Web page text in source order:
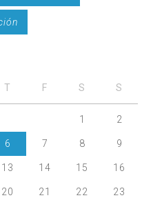
T F S S
1 2
6 7 8 9
13 14 15 16
20 21 22 23